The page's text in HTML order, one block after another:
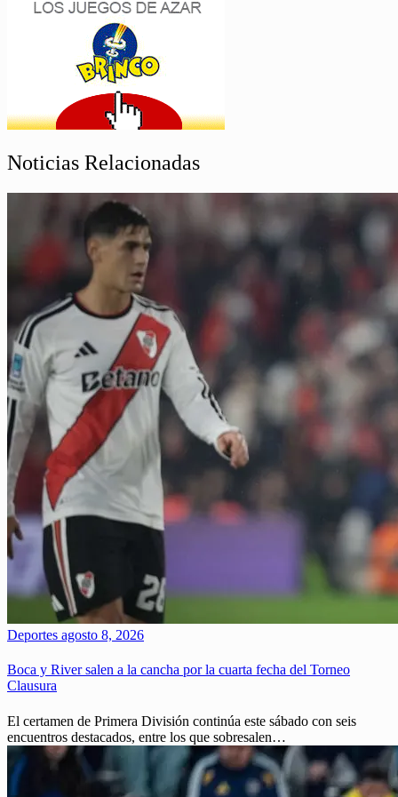
Noticias Relacionadas
Deportes agosto 8, 2026
Boca y River salen a la cancha por la cuarta fecha del Torneo
Clausura
El certamen de Primera División continúa este sábado con seis
encuentros destacados, entre los que sobresalen…